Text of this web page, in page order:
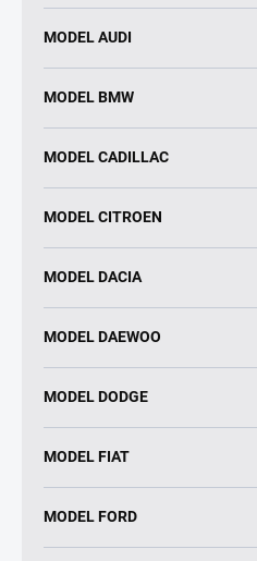
MODEL AUDI
MODEL BMW
MODEL CADILLAC
MODEL CITROEN
MODEL DACIA
MODEL DAEWOO
MODEL DODGE
MODEL FIAT
MODEL FORD